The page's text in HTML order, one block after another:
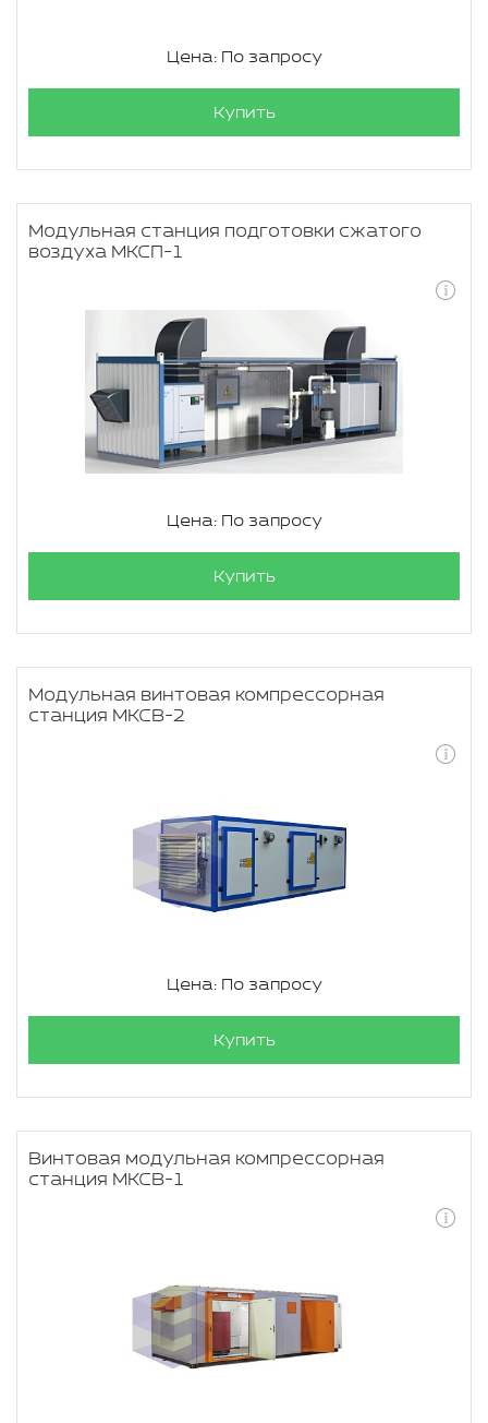
Цена: По запросу
Купить
Модульная станция подготовки сжатого
воздуха МКСП-1
Цена: По запросу
Купить
Модульная винтовая компрессорная
станция МКСВ-2
Цена: По запросу
Купить
Винтовая модульная компрессорная
станция МКСВ-1